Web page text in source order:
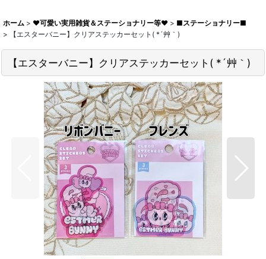
ホーム > ♥可愛い実用雑貨＆ステーショナリー等♥ > ■ステーショナリー■
>
【エスターバニー】クリアステッカーセット( *´艸｀)
【エスターバニー】クリアステッカーセット( *´艸｀)